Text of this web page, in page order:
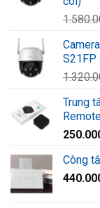
S21FP
Trung
Công